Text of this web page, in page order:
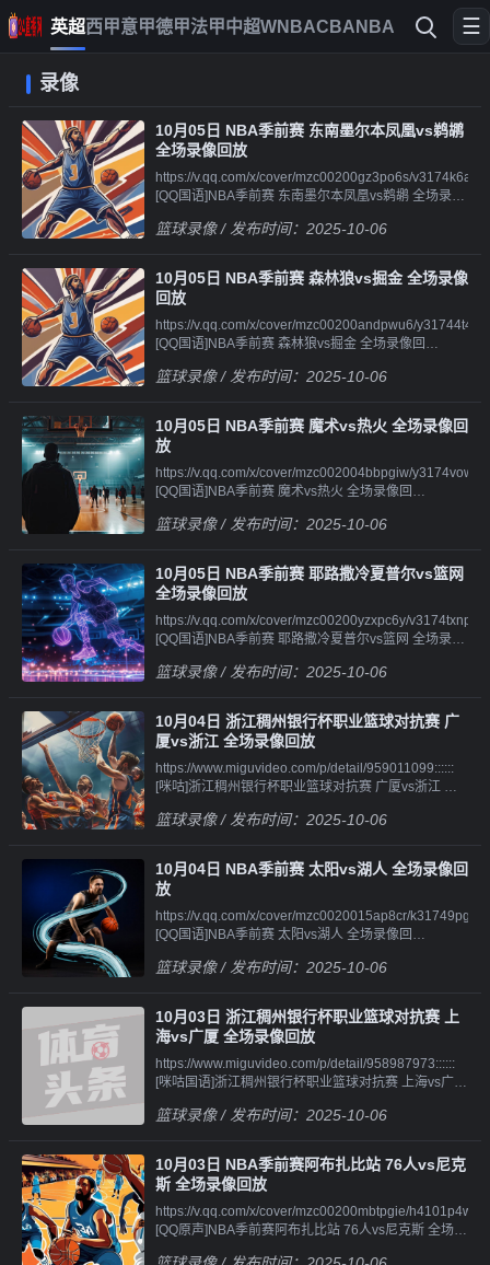
英超西甲意甲德甲法甲中超WNBACBA NBA ☰
录像
10月05日 NBA季前赛 东南墨尔本凤凰vs鹈鹕
全场录像回放
https://v.qq.com/x/cover/mzc00200gz3po6s/
[QQ国语]NBA季前赛 东南墨尔本凤凰vs鹈鹕 全场录像
放||||||https://v.qq.com/x/cover/mzc00200gz3po6s/
像||||||https://v.qq.com/x/cover/mzc00200gz3po6s/
[QQ国语]NBA季前赛 东南墨尔本凤凰vs鹈鹕 第二节 录
像||||||https://v.qq.com/x/cover/mzc00200gz3po6s/
[QQ国语]NBA季前赛 东南墨尔本凤凰vs鹈鹕 第三节 录
像||||||https://v.qq.com/x/cover/mzc00200gz3po6s/
像||||||https://v.qq.com/x/cover/mzc00200gz3po6s/
回
放||||||https://v.qq.com/x/cover/mzc00200gz3po6s/
[QQ原声]NBA季前赛 东南墨尔本凤凰vs鹈鹕 第一节 录
像||||||https://v.qq.com/x/cover/mzc00200gz3po6s/
[QQ原声]NBA季前赛 东南墨尔本凤凰vs鹈鹕 第二节 录
[QQ原声]NBA季前赛 东南墨尔本凤凰vs鹈鹕 第三节 录
[QQ原声]NBA季前赛 东南墨尔本凤凰vs鹈鹕 第四节 录
像
篮球录像/ 发布时间：2025-10-06
10月05日 NBA季前赛 森林狼vs掘金 全场录像
回放
https://v.qq.com/x/cover/mzc00200andpwu6/
[QQ国语]NBA季前赛 森林狼vs掘金 全场录像回
[QQ国语]NBA季前赛 森林狼vs掘金 第一节 录
[QQ国语]NBA季前赛 森林狼vs掘金 第二节 录
像||||||https://v.qq.com/x/cover/mzc00200andpwu6/
[QQ国语]NBA季前赛 森林狼vs掘金 第三节 录
像||||||https://v.qq.com/x/cover/mzc00200andpwu6/
[QQ国语]NBA季前赛 森林狼vs掘金 第四节 录
[QQ原声]NBA季前赛 森林狼vs掘金 全场录像回
[QQ原声]NBA季前赛 森林狼vs掘金 第一节 录
像||||||https://v.qq.com/x/cover/mzc00200andpwu6/
[QQ原声]NBA季前赛 森林狼vs掘金 第二节 录
像||||||https://v.qq.com/x/cover/mzc00200andpwu6/
[QQ原声]NBA季前赛 森林狼vs掘金 第三节 录
[QQ原声]NBA季前赛 森林狼vs掘金 第四节 录像
篮球录像/ 发布时间：2025-10-06
10月05日 NBA季前赛 魔术vs热火 全场录像回
放
https://v.qq.com/x/cover/mzc002004bbpgiw/
[QQ国语]NBA季前赛 魔术vs热火 全场录像回
[QQ国语]NBA季前赛 魔术vs热火 第一节 录
[QQ国语]NBA季前赛 魔术vs热火 第二节 录
像||||||https://v.qq.com/x/cover/mzc002004bbpgiw/
[QQ国语]NBA季前赛 魔术vs热火 第三节 录
像||||||https://v.qq.com/x/cover/mzc002004bbpgiw/
[QQ国语]NBA季前赛 魔术vs热火 第四节 录
[QQ原声]NBA季前赛 魔术vs热火 全场录像回
[QQ原声]NBA季前赛 魔术vs热火 第一节 录
像||||||https://v.qq.com/x/cover/mzc002004bbpgiw/
[QQ原声]NBA季前赛 魔术vs热火 第二节 录
像||||||https://v.qq.com/x/cover/mzc002004bbpgiw/
[QQ原声]NBA季前赛 魔术vs热火 第三节 录
[QQ原声]NBA季前赛 魔术vs热火 第四节 录像
篮球录像/ 发布时间：2025-10-06
10月05日 NBA季前赛 耶路撒冷夏普尔vs篮网
全场录像回放
https://v.qq.com/x/cover/mzc00200yzxpc6y/
[QQ国语]NBA季前赛 耶路撒冷夏普尔vs篮网 全场录像
放||||||https://v.qq.com/x/cover/mzc002007h0p0od/
像||||||https://v.qq.com/x/cover/mzc002007h0p0od/
[QQ国语]NBA季前赛 耶路撒冷夏普尔vs篮网 第二节 录
像||||||https://v.qq.com/x/cover/mzc002007h0p0od/
[QQ国语]NBA季前赛 耶路撒冷夏普尔vs篮网 第三节 录
像||||||https://v.qq.com/x/cover/mzc002007h0p0od/
像||||||https://v.qq.com/x/cover/mzc002007h0p0od/
回
放||||||https://v.qq.com/x/cover/mzc002007h0p0od/
[QQ原声]NBA季前赛 耶路撒冷夏普尔vs篮网 第一节 录
像||||||https://v.qq.com/x/cover/mzc002007h0p0od/
[QQ原声]NBA季前赛 耶路撒冷夏普尔vs篮网 第二节 录
[QQ原声]NBA季前赛 耶路撒冷夏普尔vs篮网 第三节 录
[QQ原声]NBA季前赛 耶路撒冷夏普尔vs篮网 第四节 录
像
篮球录像/ 发布时间：2025-10-06
10月04日 浙江稠州银行杯职业篮球对抗赛 广
厦vs浙江 全场录像回放
https://www.miguvideo.com/p/detail/959011099::::::
[咪咕]浙江稠州银行杯职业篮球对抗赛 广厦vs浙江 全
篮球录像/ 发布时间：2025-10-06
10月04日 NBA季前赛 太阳vs湖人 全场录像回
放
https://v.qq.com/x/cover/mzc0020015ap8cr/
[QQ国语]NBA季前赛 太阳vs湖人 全场录像回
[QQ国语]NBA季前赛 太阳vs湖人 第一节 录
[QQ国语]NBA季前赛 太阳vs湖人 第二节 录
像||||||https://v.qq.com/x/cover/mzc0020015ap8cr/
[QQ国语]NBA季前赛 太阳vs湖人 第三节 录
像||||||https://v.qq.com/x/cover/mzc0020015ap8cr/
[QQ原声]NBA季前赛 太阳vs湖人 全场录像回
[QQ国语]NBA季前赛 太阳vs湖人 第四节 录
[QQ原声]NBA季前赛 太阳vs湖人 第一节 录
像||||||https://v.qq.com/x/cover/mzc0020015ap8cr/
[QQ原声]NBA季前赛 太阳vs湖人 第二节 录
像||||||https://v.qq.com/x/cover/mzc0020015ap8cr/
[QQ原声]NBA季前赛 太阳vs湖人 第三节 录
篮球录像/ 发布时间：2025-10-06
10月03日 浙江稠州银行杯职业篮球对抗赛 上
海vs广厦 全场录像回放
https://www.miguvideo.com/p/detail/958987973::::::
[咪咕国语]浙江稠州银行杯职业篮球对抗赛 上海vs广厦
篮球录像/ 发布时间：2025-10-06
10月03日 NBA季前赛阿布扎比站 76人vs尼克
斯 全场录像回放
https://v.qq.com/x/cover/mzc00200mbtpgie/
[QQ原声]NBA季前赛阿布扎比站 76人vs尼克斯 全场录